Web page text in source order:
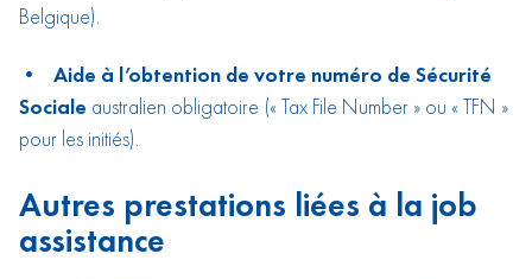
Belgique).
• Aide à l’obtention de votre numéro de Sécurité
Sociale australien obligatoire (« Tax File Number » ou « TFN »
pour les initiés).
Autres prestations liées à la job
assistance